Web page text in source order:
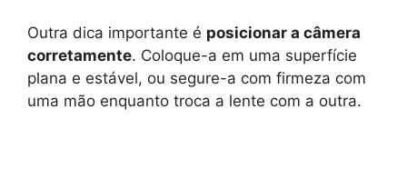
Outra dica importante é posicionar a câmera
corretamente. Coloque-a em uma superfície
plana e estável, ou segure-a com firmeza com
uma mão enquanto troca a lente com a outra.